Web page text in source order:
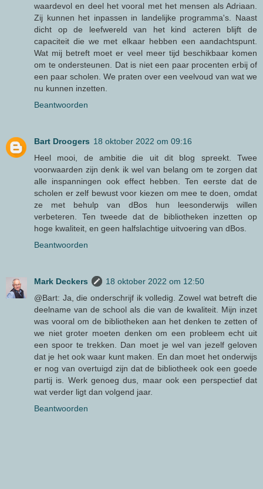
waardevol en deel het vooral met het mensen als Adriaan.
Zij kunnen het inpassen in landelijke programma's. Naast
dicht op de leefwereld van het kind acteren blijft de
capaciteit die we met elkaar hebben een aandachtspunt.
Wat mij betreft moet er veel meer tijd beschikbaar komen
om te ondersteunen. Dat is niet een paar procenten erbij of
een paar scholen. We praten over een veelvoud van wat we
nu kunnen inzetten.
Beantwoorden
Bart Droogers 18 oktober 2022 om 09:16
Heel mooi, de ambitie die uit dit blog spreekt. Twee
voorwaarden zijn denk ik wel van belang om te zorgen dat
alle inspanningen ook effect hebben. Ten eerste dat de
scholen er zelf bewust voor kiezen om mee te doen, omdat
ze met behulp van dBos hun leesonderwijs willen
verbeteren. Ten tweede dat de bibliotheken inzetten op
hoge kwaliteit, en geen halfslachtige uitvoering van dBos.
Beantwoorden
Mark Deckers
18 oktober 2022 om 12:50
@Bart: Ja, die onderschrijf ik volledig. Zowel wat betreft die
deelname van de school als die van de kwaliteit. Mijn inzet
was vooral om de bibliotheken aan het denken te zetten of
we niet groter moeten denken om een probleem echt uit
een spoor te trekken. Dan moet je wel van jezelf geloven
dat je het ook waar kunt maken. En dan moet het onderwijs
er nog van overtuigd zijn dat de bibliotheek ook een goede
partij is. Werk genoeg dus, maar ook een perspectief dat
wat verder ligt dan volgend jaar.
Beantwoorden